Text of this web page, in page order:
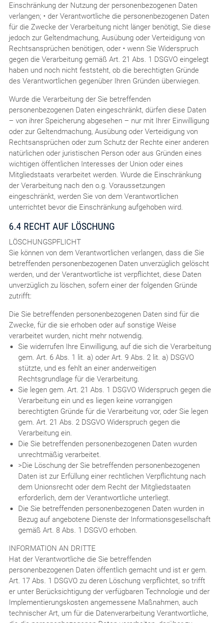
Einschränkung der Nutzung der personenbezogenen Daten
verlangen; • der Verantwortliche die personenbezogenen Daten
für die Zwecke der Verarbeitung nicht länger benötigt, Sie diese
jedoch zur Geltendmachung, Ausübung oder Verteidigung von
Rechtsansprüchen benötigen, oder • wenn Sie Widerspruch
gegen die Verarbeitung gemäß Art. 21 Abs. 1 DSGVO eingelegt
haben und noch nicht feststeht, ob die berechtigten Gründe
des Verantwortlichen gegenüber Ihren Gründen überwiegen.
Wurde die Verarbeitung der Sie betreffenden
personenbezogenen Daten eingeschränkt, dürfen diese Daten
– von ihrer Speicherung abgesehen – nur mit Ihrer Einwilligung
oder zur Geltendmachung, Ausübung oder Verteidigung von
Rechtsansprüchen oder zum Schutz der Rechte einer anderen
natürlichen oder juristischen Person oder aus Gründen eines
wichtigen öffentlichen Interesses der Union oder eines
Mitgliedstaats verarbeitet werden. Wurde die Einschränkung
der Verarbeitung nach den o.g. Voraussetzungen
eingeschränkt, werden Sie von dem Verantwortlichen
unterrichtet bevor die Einschränkung aufgehoben wird.
6.4 RECHT AUF LÖSCHUNG
LÖSCHUNGSPFLICHT
Sie können von dem Verantwortlichen verlangen, dass die Sie
betreffenden personenbezogenen Daten unverzüglich gelöscht
werden, und der Verantwortliche ist verpflichtet, diese Daten
unverzüglich zu löschen, sofern einer der folgenden Gründe
zutrifft:
Die Sie betreffenden personenbezogenen Daten sind für die
Zwecke, für die sie erhoben oder auf sonstige Weise
verarbeitet wurden, nicht mehr notwendig.
Sie widerrufen Ihre Einwilligung, auf die sich die Verarbeitung
gem. Art. 6 Abs. 1 lit. a) oder Art. 9 Abs. 2 lit. a) DSGVO
stützte, und es fehlt an einer anderweitigen
Rechtsgrundlage für die Verarbeitung.
Sie legen gem. Art. 21 Abs. 1 DSGVO Widerspruch gegen die
Verarbeitung ein und es liegen keine vorrangigen
berechtigten Gründe für die Verarbeitung vor, oder Sie legen
gem. Art. 21 Abs. 2 DSGVO Widerspruch gegen die
Verarbeitung ein.
Die Sie betreffenden personenbezogenen Daten wurden
unrechtmäßig verarbeitet.
>Die Löschung der Sie betreffenden personenbezogenen
Daten ist zur Erfüllung einer rechtlichen Verpflichtung nach
dem Unionsrecht oder dem Recht der Mitgliedstaaten
erforderlich, dem der Verantwortliche unterliegt.
Die Sie betreffenden personenbezogenen Daten wurden in
Bezug auf angebotene Dienste der Informationsgesellschaft
gemäß Art. 8 Abs. 1 DSGVO erhoben.
INFORMATION AN DRITTE
Hat der Verantwortliche die Sie betreffenden
personenbezogenen Daten öffentlich gemacht und ist er gem.
Art. 17 Abs. 1 DSGVO zu deren Löschung verpflichtet, so trifft
er unter Berücksichtigung der verfügbaren Technologie und der
Implementierungskosten angemessene Maßnahmen, auch
technischer Art, um für die Datenverarbeitung Verantwortliche,